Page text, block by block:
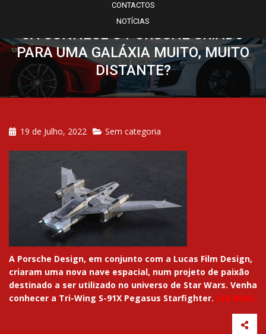
CONTACTOS
NOTÍCIAS
JÁ CONHECE O PORSCHE CRIADO
PARA UMA GALÁXIA MUITO, MUITO
DISTANTE?
19 de Julho, 2022 Sem categoria
A Porsche Design, em conjunto com a Lucas Film Design,
criaram uma nova nave espacial, num projeto de paixão
destinado a ser utilizado no universo de Star Wars. Venha
conhecer a Tri-Wing S-91X Pegasus Starfighter. LER MAIS